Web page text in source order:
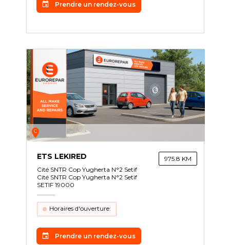
Prendre un rendez-vous
C
ETS LEKIRED
Cité SNTR Cop Yugherta N°2 Setif
Cité SNTR Cop Yugherta N°2 Setif
SETIF 19000
975.8 KM
Horaires d'ouverture:
Prendre un rendez-vous